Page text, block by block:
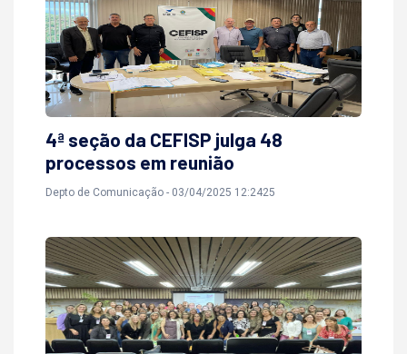
4ª seção da CEFISP julga 48
processos em reunião
Depto de Comunicação - 03/04/2025 12:2425